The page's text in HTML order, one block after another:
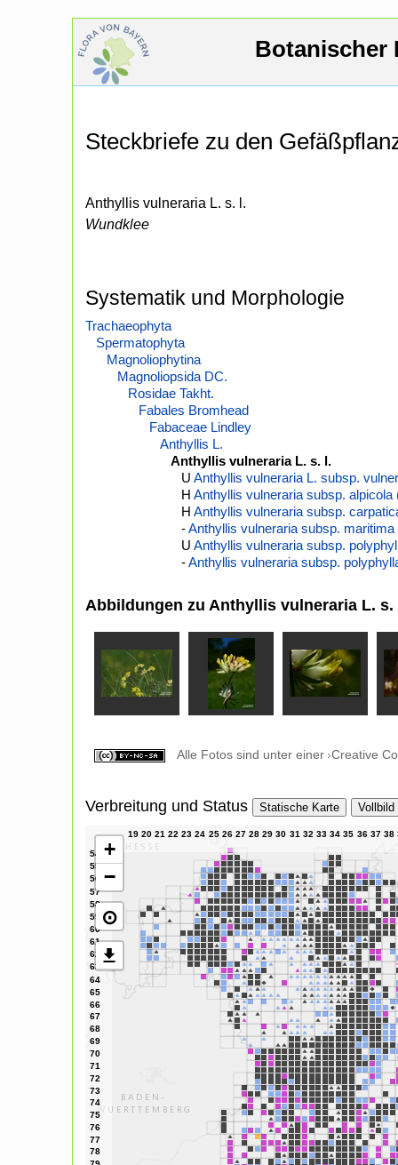
Botanischer
Steckbriefe zu den
Anthyllis vulneraria L. s. l.
Wundklee
Systematik und Morphologie
Trachaeophyta
Spermatophyta
Magnoliophytina
Magnoliopsida DC.
Rosidae Takht.
Fabales Bromhead
Fabaceae Lindley
Anthyllis L.
Anthyllis vulneraria L. s. l.
U Anthyllis vulneraria L. subsp.
H Anthyllis vulneraria subsp.
H Anthyllis vulneraria subsp.
-Anthyllis vulneraria subsp.
U Anthyllis vulneraria subsp.
-Anthyllis vulneraria subsp.
Abbildungen zu Anthyllis vulneraria L. s.
Alle Fotos sind unter einer Creative
Verbreitung und Status Statische Karte Vollbild
+
−
⊙